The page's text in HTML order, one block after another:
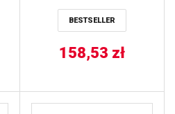
LTZ 50 ’06-’09, LTZ 90
QUADSPORT ’07-’16 ALL
BESTSELLER
158,53 zł